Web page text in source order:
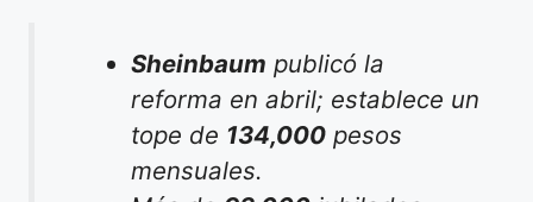
Sheinbaum publicó la
reforma en abril; establece un
tope de 134,000 pesos
mensuales.